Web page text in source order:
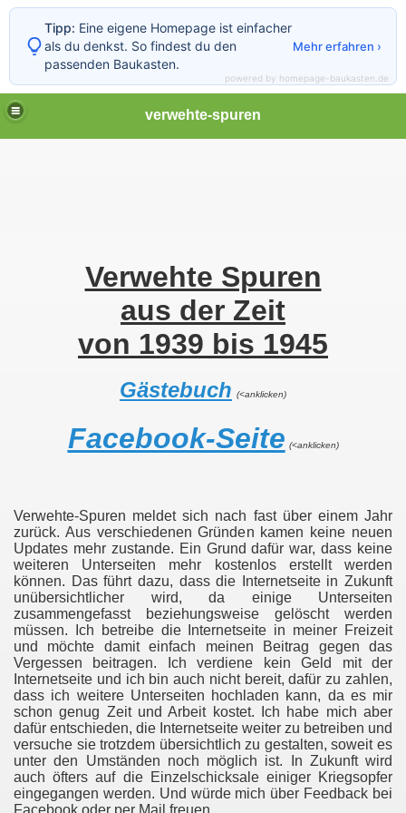
verwehte-spuren
Verwehte Spuren
aus der Zeit
von 1939 bis 1945
Gästebuch (<anklicken)
Facebook-Seite (<anklicken)
Verwehte-Spuren meldet sich nach fast über einem Jahr
zurück. Aus verschiedenen Gründen kamen keine neuen
Updates mehr zustande. Ein Grund dafür war, dass keine
weiteren Unterseiten mehr kostenlos erstellt werden
können. Das führt dazu, dass die Internetseite in Zukunft
unübersichtlicher wird, da einige Unterseiten
zusammengefasst beziehungsweise gelöscht werden
müssen. Ich betreibe die Internetseite in meiner Freizeit
und möchte damit einfach meinen Beitrag gegen das
Vergessen beitragen. Ich verdiene kein Geld mit der
Internetseite und ich bin auch nicht bereit, dafür zu zahlen,
dass ich weitere Unterseiten hochladen kann, da es mir
schon genug Zeit und Arbeit kostet. Ich habe mich aber
dafür entschieden, die Internetseite weiter zu betreiben und
versuche sie trotzdem übersichtlich zu gestalten, soweit es
unter den Umständen noch möglich ist. In Zukunft wird
auch öfters auf die Einzelschicksale einiger Kriegsopfer
eingegangen werden. Und würde mich über Feedback bei
Facebook oder per Mail freuen.
Tipp: Eine eigene Homepage ist einfacher
als du denkst. So findest du den
passenden Baukasten.
Mehr erfahren ›
powered by homepage-baukasten.de